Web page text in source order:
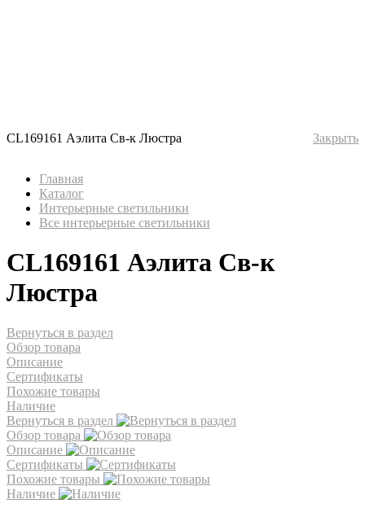
CL169161 Аэлита Св-к Люстра Закрыть
Главная
Каталог
Интерьерные светильники
Все интерьерные светильники
CL169161 Аэлита Св-к
Люстра
Вернуться в раздел
Обзор товара
Описание
Сертификаты
Похожие товары
Наличие
Вернуться в раздел
Обзор товара
Описание
Сертификаты
Похожие товары
Наличие